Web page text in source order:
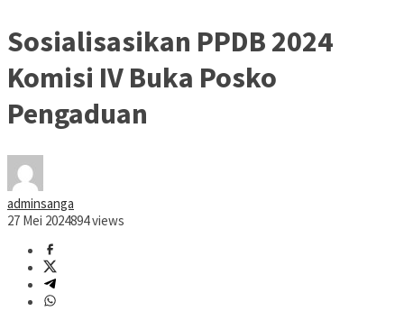
Sosialisasikan PPDB 2024
Komisi IV Buka Posko
Pengaduan
adminsanga
27 Mei 2024894 views